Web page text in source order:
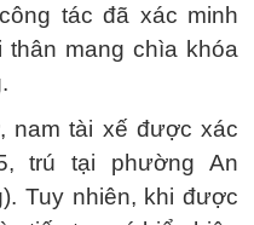
tác đã xác minh
mang chìa khóa
nam tài xế được xác
trú tại phường An
Tuy nhiên, khi được